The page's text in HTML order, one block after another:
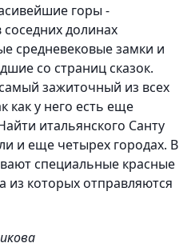
горы -
долинах
средневековые замки и
со страниц сказок.
зажиточный из всех
как у него есть еще
итальянского Санту
и еще четырех городах. В
специальные красные
которых отправляются